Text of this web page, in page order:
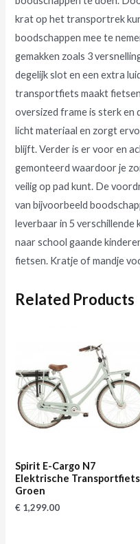
krat op het transportrek
boodschappen mee te
gemakken zoals 3
degelijk slot en een extra
transportfiets maakt
oversized frame is sterk en
licht materiaal en zorgt
blijft. Verder is er voor en
gemonteerd waardoor je
veilig op pad kunt. De
van bijvoorbeeld
leverbaar in 5 verschillende
naar school gaande
fietsen. Kratje of mandje
Related Products
Spirit E-Cargo N7
Elektrische Transportfiets
Groen
€ 1,299.00